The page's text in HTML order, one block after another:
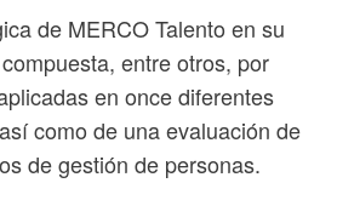
de MERCO Talento en su
entre otros, por
en once diferentes
como de una evaluación de
de gestión de personas.